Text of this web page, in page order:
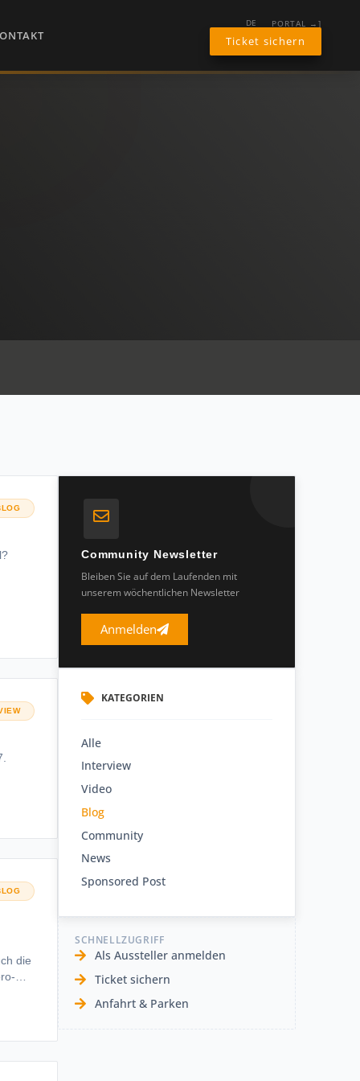
DE PORTAL →]
Ticket sichern
die
Community Newsletter
Bleiben Sie auf dem Laufenden mit
unserem wöchentlichen Newsletter
Anmelden
KATEGORIEN
Alle
Interview
Video
Blog
Community
News
Sponsored Post
SCHNELLZUGRIFF
Als Aussteller anmelden
Ticket sichern
Anfahrt & Parken